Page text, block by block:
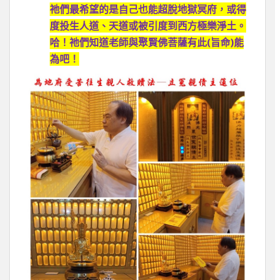
祂們最希望的是自己也能超脫地獄冥府，或得
度投生人道、天道或被引度到西方極樂淨土。
哈！祂們知道老師與聚賢佛菩薩有此(旨命)能
為吧！